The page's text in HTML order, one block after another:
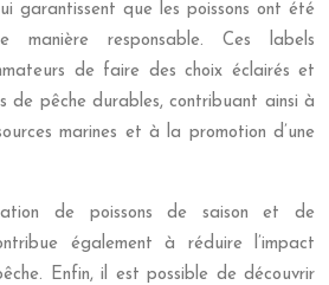
garantissent que les poissons ont été
manière responsable. Ces labels
de faire des choix éclairés et
de pêche durables, contribuant ainsi à
marines et à la promotion d’une
de poissons de saison et de
également à réduire l’impact
Enfin, il est possible de découvrir